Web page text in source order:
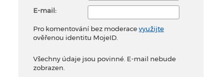
E-mail:
Pro komentování bez moderacevyužijte
ověřenou identitu MojeID.
Všechny údaje jsou povinné. E-mail nebude
zobrazen.